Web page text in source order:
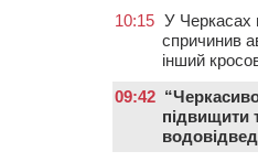
10:15 У Черкасах
спричинив
інший
09:42
підвищити